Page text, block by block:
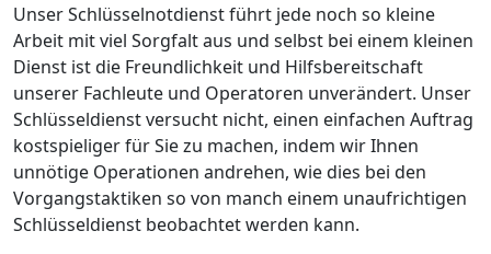
Unser Schlüsselnotdienst führt jede noch so kleine
Arbeit mit viel Sorgfalt aus und selbst bei einem kleinen
Dienst ist die Freundlichkeit und Hilfsbereitschaft
unserer Fachleute und Operatoren unverändert. Unser
Schlüsseldienst versucht nicht, einen einfachen Auftrag
kostspieliger für Sie zu machen, indem wir Ihnen
unnötige Operationen andrehen, wie dies bei den
Vorgangstaktiken so von manch einem unaufrichtigen
Schlüsseldienst beobachtet werden kann.